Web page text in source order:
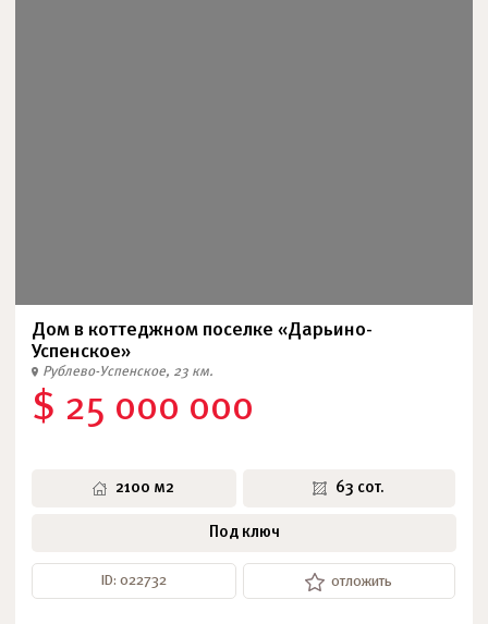
Дом в коттеджном поселке «Дарьино-
Успенское»
Рублево-Успенское, 23 км.
$ 25 000 000
2100 м2 63 сот.
Под ключ
ID: 022732 отложить